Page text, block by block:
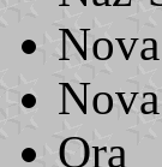
Ora